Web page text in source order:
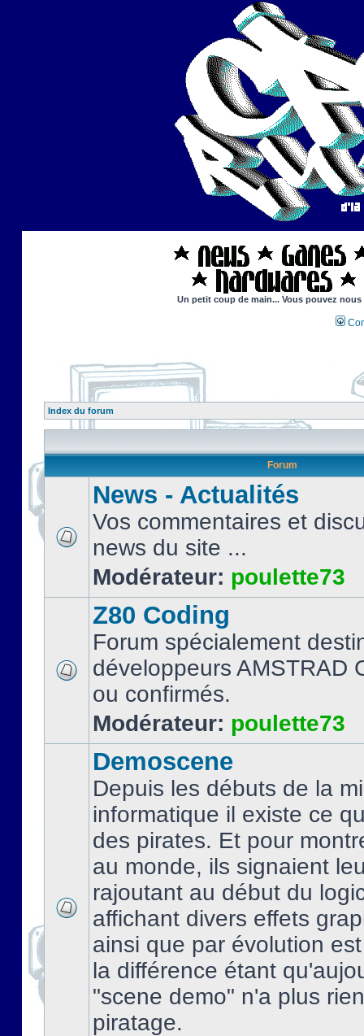
Un petit coup de main... Vous pouvez
Index du forum
Forum
News - Actualités
Vos commentaires et
news du site ...
Modérateur: poulette73
Z80 Coding
Forum spécialement
développeurs AMSTRAD
ou confirmés.
Modérateur: poulette73
Demoscene
Depuis les débuts de la
informatique il existe ce
des pirates. Et pour
au monde, ils signaient
rajoutant au début du
affichant divers effets
ainsi que par évolution
la différence étant
"scene demo" n'a plus
piratage.